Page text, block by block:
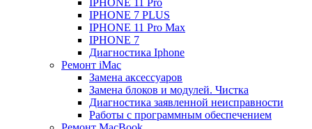
IPHONE 11 Pro
IPHONE 7 PLUS
IPHONE 11 Pro Max
IPHONE 7
Диагностика Iphone
Ремонт iMac
Замена аксессуаров
Замена блоков и модулей. Чистка
Диагностика заявленной неисправности
Работы с программным обеспечением